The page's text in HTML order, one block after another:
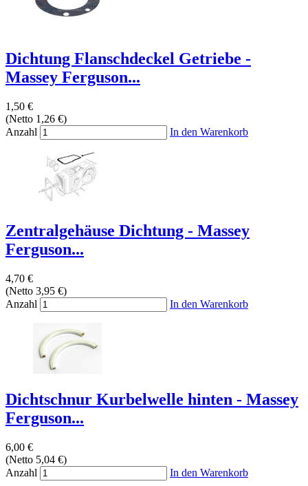
Dichtung Flanschdeckel Getriebe -
Massey Ferguson...
1,50 €
(Netto 1,26 €)
Anzahl
In den Warenkorb
Zentralgehäuse Dichtung - Massey
Ferguson...
4,70 €
(Netto 3,95 €)
Anzahl
In den Warenkorb
Dichtschnur Kurbelwelle hinten - Massey
Ferguson...
6,00 €
(Netto 5,04 €)
Anzahl
In den Warenkorb